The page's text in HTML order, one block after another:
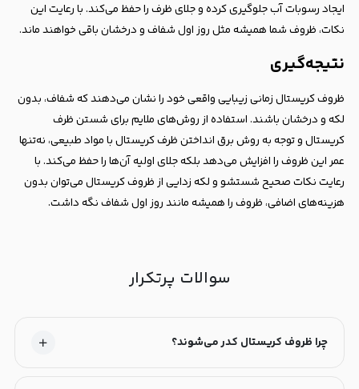
ایجاد رسوبات آب جلوگیری کرده و جلای ظرف را حفظ می‌کند. با رعایت این
نکات، ظروف شما همیشه مثل روز اول شفاف و درخشان باقی خواهند ماند.
نتیجه‌گیری
ظروف کریستال زمانی زیبایی واقعی خود را نشان می‌دهند که شفاف، بدون
لکه و درخشان باشند. استفاده از روش‌های ملایم برای شستن ظرف
کریستال و توجه به روش برق انداختن ظرف کریستال با مواد طبیعی، نه‌تنها
عمر این ظروف را افزایش می‌دهد بلکه جلای اولیه آن‌ها را حفظ می‌کند. با
رعایت نکات صحیح شستشو و لکه زدایی از ظروف کریستال می‌توان بدون
هزینه‌های اضافی، ظروف را همیشه مانند روز اول شفاف نگه داشت.
سوالات پرتکرار
چرا ظروف کریستال کدر می‌شوند؟